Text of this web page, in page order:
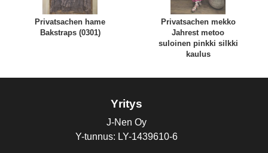
Privatsachen hame
Bakstraps (0301)
Privatsachen mekko
Jahrest metoo
suloinen pinkki silkki
kaulus
Yritys
J-Nen Oy
Y-tunnus: LY-1439610-6